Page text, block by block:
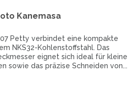
Kanemasa
Petty verbindet eine kompakte
NKS32-Kohlenstoffstahl. Das
eignet sich ideal für kleine
sowie das präzise Schneiden von...